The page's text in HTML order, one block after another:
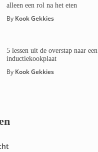
alleen een rol na het eten
By Kook Gekkies
5 lessen uit de overstap naar een
inductiekookplaat
By Kook Gekkies